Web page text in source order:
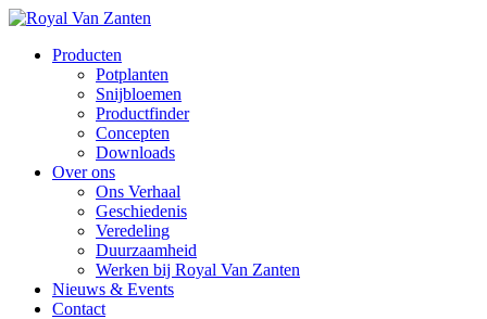
Producten
Potplanten
Snijbloemen
Productfinder
Concepten
Downloads
Over ons
Ons Verhaal
Geschiedenis
Veredeling
Duurzaamheid
Werken bij Royal Van Zanten
Nieuws & Events
Contact